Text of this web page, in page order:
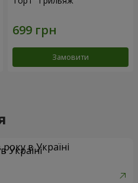
Замовити
в Україні